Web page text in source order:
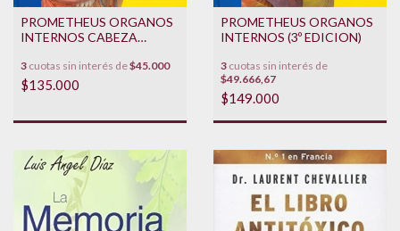
PROMETHEUS ORGANOS
INTERNOS CABEZA
NEUROANATOMIA (3º
EDICION)
3 cuotas sin interés de$45.000
$135.000
PROMETHEUS ORGANOS
INTERNOS (3º EDICION)
3 cuotas sin interés de
$49.666,67
$149.000